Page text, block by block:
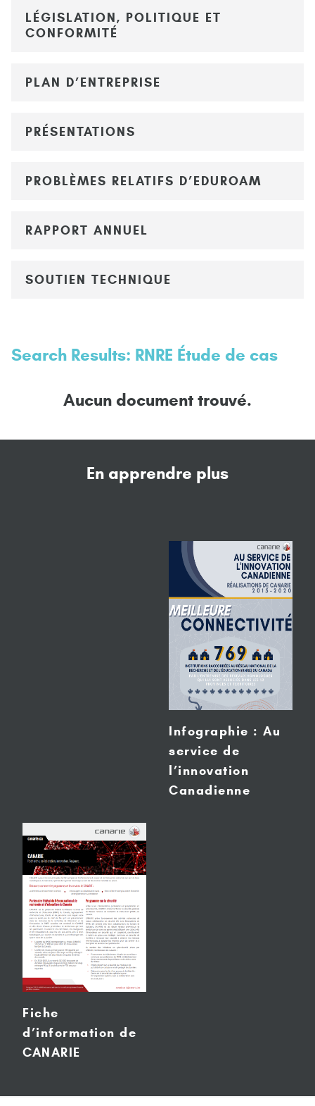
LÉGISLATION, POLITIQUE ET
CONFORMITÉ
PLAN D’ENTREPRISE
PRÉSENTATIONS
PROBLÈMES RELATIFS D’EDUROAM
RAPPORT ANNUEL
SOUTIEN TECHNIQUE
Search Results: RNRE Étude de cas
Aucun document trouvé.
En apprendre plus
Infographie : Au
service de
l’innovation
Canadienne
Fiche
d’information de
CANARIE